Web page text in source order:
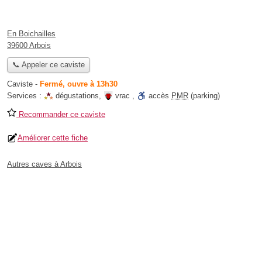
En Boichailles
39600 Arbois
📞 Appeler ce caviste
Caviste - Fermé, ouvre à 13h30
Services :
dégustations, vrac , accès PMR (parking)
Recommander ce caviste
Améliorer cette fiche
Autres caves à Arbois